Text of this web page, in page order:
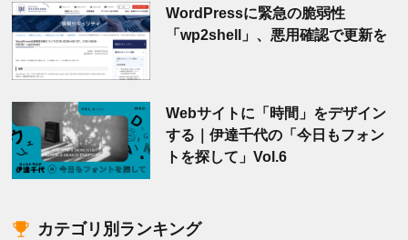
WordPressに緊急の脆弱性
「wp2shell」、悪用確認で更新を
Webサイトに「時間」をデザイン
する｜伊達千代の「今日もフォン
トを探して」Vol.6
カテゴリ別ランキング